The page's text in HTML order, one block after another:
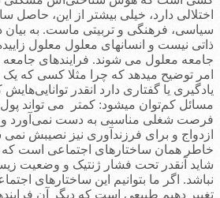
اختلالی دارد، خیلی بیشتر از این، حاصل
سیاسی، فرهنگی و تربیتی ماست. به بیان
ذاتی نیست و انسانهای معلول معلول
جامعه معلول می شوند. فرایندهای
امر توضیح میدهد که چرا مثلا کسی که یک
یادگیری یا گفتاری دارد انقدر
مسائل کم‌­توان می­شود: کمتر می تواند پول
فرصت شغلی مناسبی به دست نمی‌آورد
ازدواج و برای فرزندآوری نیز نصیبش نمی
خاطر همان ساختارهای اجتماعی است
شاید آنقدر تحت فشار ژنتیک و وضعیت
نباشد. اگر ما بتوانیم این ساختارهای
تغییر دهیم طبیعی است که دیگر آن